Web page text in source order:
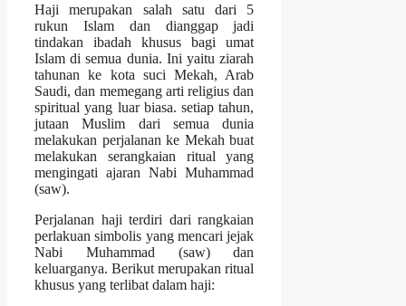
Haji merupakan salah satu dari 5
rukun Islam dan dianggap jadi
tindakan ibadah khusus bagi umat
Islam di semua dunia. Ini yaitu ziarah
tahunan ke kota suci Mekah, Arab
Saudi, dan memegang arti religius dan
spiritual yang luar biasa. setiap tahun,
jutaan Muslim dari semua dunia
melakukan perjalanan ke Mekah buat
melakukan serangkaian ritual yang
mengingati ajaran Nabi Muhammad
(saw).
Perjalanan haji terdiri dari rangkaian
perlakuan simbolis yang mencari jejak
Nabi Muhammad (saw) dan
keluarganya. Berikut merupakan ritual
khusus yang terlibat dalam haji: